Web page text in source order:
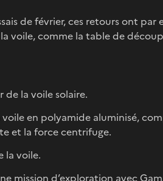
de février, ces retours ont
voile, comme la table de
de la voile solaire.
en polyamide aluminisé,
et la force centrifuge.
la voile.
mission d’exploration avec